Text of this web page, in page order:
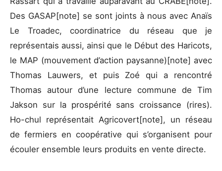
Des GASAP[note] se sont joints à nous avec Anaïs
Le Troadec, coordinatrice du réseau que je
représentais aussi, ainsi que le Début des Haricots,
le MAP (mouvement d’action paysanne)[note] avec
Thomas Lauwers, et puis Zoé qui a rencontré
Thomas autour d’une lecture commune de Tim
Jakson sur la prospérité sans croissance (rires).
Ho-chul représentait Agricovert[note], un réseau
de fermiers en coopérative qui s’organisent pour
écouler ensemble leurs produits en vente directe.